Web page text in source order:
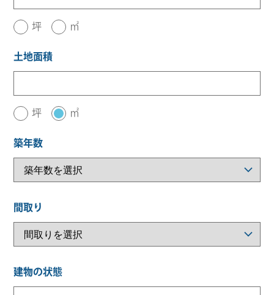
坪 ㎡
土地面積
坪 ㎡
築年数
間取り
建物の状態